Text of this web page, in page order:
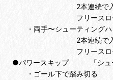
2本連続で入ったら後
フリースローライ
・両手〜シューティングハ
2本連続で入ったら後
フリースローライ
●パワースキップ 「シュー
・ゴール下で踏み切る